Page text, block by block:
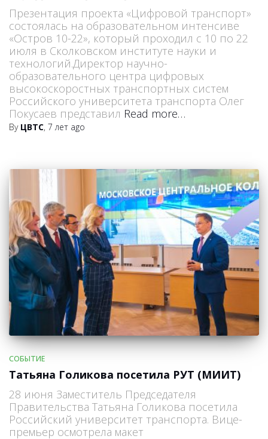
Презентация проекта «Цифровой транспорт»
состоялась на образовательном интенсиве
«Остров 10-22», который проходил с 10 по 22
июля в Сколковском институте науки и
технологий.Директор научно-
образовательного центра цифровых
высокоскоростных транспортных систем
Российского университета транспорта Олег
Покусаев представил Read more…
By ЦВТС, 7 лет ago
СОБЫТИЕ
Татьяна Голикова посетила РУТ (МИИТ)
28 июня Заместитель Председателя
Правительства Татьяна Голикова посетила
Российский университет транспорта. Вице-
премьер осмотрела макет